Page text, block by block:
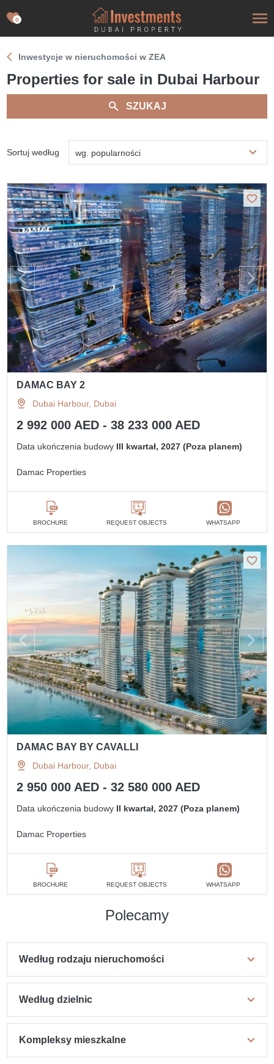
0
Inwestycje w nieruchomości w ZEA
Properties for sale in Dubai Harbour
SZUKAJ
Sortuj według wg. popularności
DAMAC BAY 2
Dubai Harbour, Dubai
2 992 000 AED - 38 233 000 AED
Data ukończenia budowy III kwartał, 2027 (Poza planem)
Damac Properties
BROCHURE REQUEST OBJECTS WHATSAPP
DAMAC BAY BY CAVALLI
Dubai Harbour, Dubai
2 950 000 AED - 32 580 000 AED
Data ukończenia budowy II kwartał, 2027 (Poza planem)
Damac Properties
BROCHURE REQUEST OBJECTS WHATSAPP
Polecamy
Według rodzaju nieruchomości
Według dzielnic
Kompleksy mieszkalne